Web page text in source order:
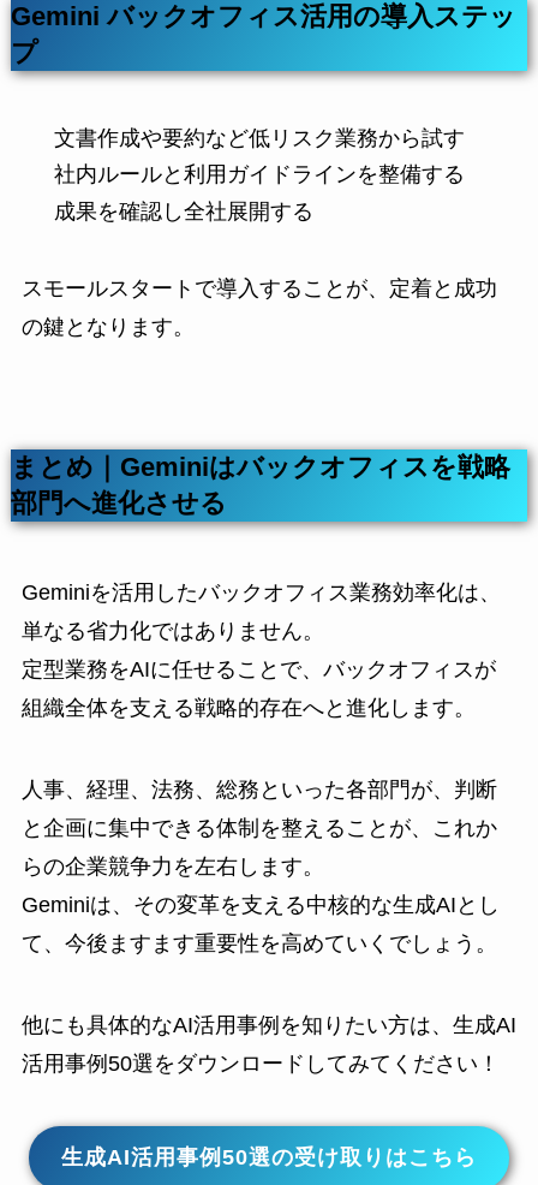
Gemini バックオフィス活用の導入ステッ
プ
文書作成や要約など低リスク業務から試す
社内ルールと利用ガイドラインを整備する
成果を確認し全社展開する
スモールスタートで導入することが、定着と成功
の鍵となります。
まとめ｜Geminiはバックオフィスを戦略
部門へ進化させる
Geminiを活用したバックオフィス業務効率化は、
単なる省力化ではありません。
定型業務をAIに任せることで、バックオフィスが
組織全体を支える戦略的存在へと進化します。
人事、経理、法務、総務といった各部門が、判断
と企画に集中できる体制を整えることが、これか
らの企業競争力を左右します。
Geminiは、その変革を支える中核的な生成AIとし
て、今後ますます重要性を高めていくでしょう。
他にも具体的なAI活用事例を知りたい方は、生成AI
活用事例50選をダウンロードしてみてください！
生成AI活用事例50選の受け取りはこちら